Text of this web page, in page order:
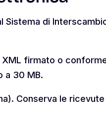
di
XML firmato o
a 30 MB.
Conserva le